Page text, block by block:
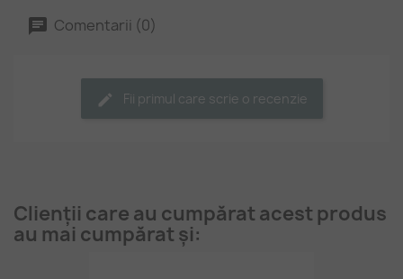
Comentarii (0)
Fii primul care scrie o recenzie
Clienții care au cumpărat acest produs
au mai cumpărat și: